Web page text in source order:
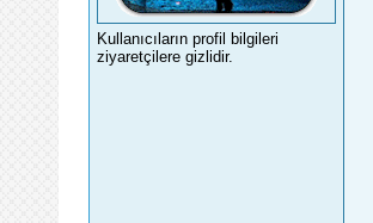
Kullanıcıların profil bilgileri
ziyaretçilere gizlidir.